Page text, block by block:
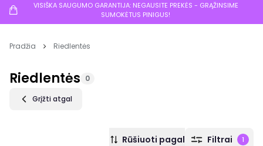
VISIŠKA SAUGUMO GARANTIJA: NEGAUSITE PREKĖS - GRĄŽINSIME
SUMOKĖTUS PINIGUS!
Pradžia Riedlentės
Riedlentės 0
Grįžti atgal
Rūšiuoti pagal Filtrai 1